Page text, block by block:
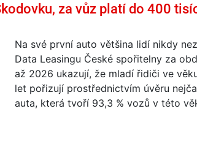
za vůz platí do 400
Na své první auto většina lidí nikdy
Data Leasingu České spořitelny za
až 2026 ukazují, že mladí řidiči ve
let pořizují prostřednictvím úvěru
auta, která tvoří 93,3 % vozů v této